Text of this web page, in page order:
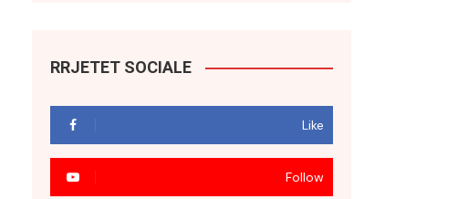
RRJETET SOCIALE
Like
Follow